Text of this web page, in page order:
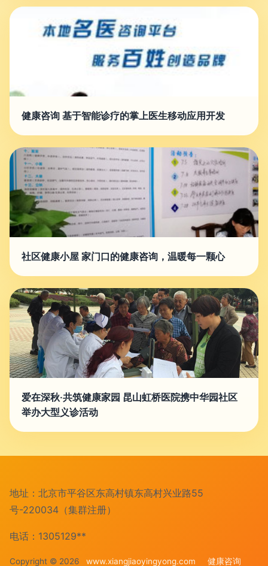
健康咨询 基于智能诊疗的掌上医生移动应用开发
社区健康小屋 家门口的健康咨询，温暖每一颗心
爱在深秋·共筑健康家园 昆山虹桥医院携中华园社区
举办大型义诊活动
地址：北京市平谷区东高村镇东高村兴业路55
号-220034（集群注册）
电话：1305129**
Copyright © 2026 www.xiangjiaoyingyong.com 健康咨询